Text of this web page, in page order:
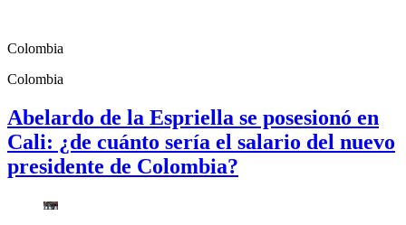
Colombia
Colombia
Abelardo de la Espriella se posesionó en
Cali: ¿de cuánto sería el salario del nuevo
presidente de Colombia?